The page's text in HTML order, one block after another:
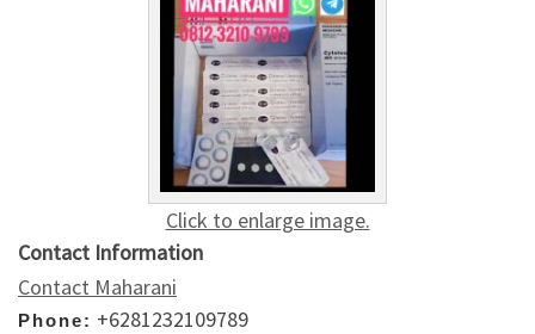
Click to enlarge image.
Contact Information
Contact Maharani
Phone: +6281232109789